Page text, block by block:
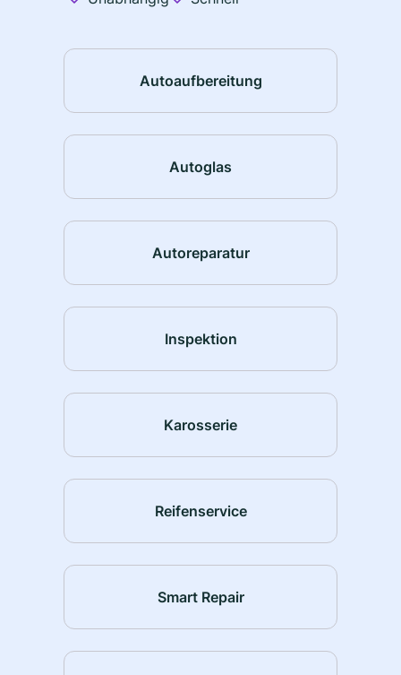
Autoaufbereitung
Autoglas
Autoreparatur
Inspektion
Karosserie
Reifenservice
Smart Repair